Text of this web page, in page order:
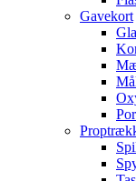
Gavekort